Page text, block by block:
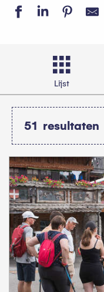
Lijst
51 resultaten